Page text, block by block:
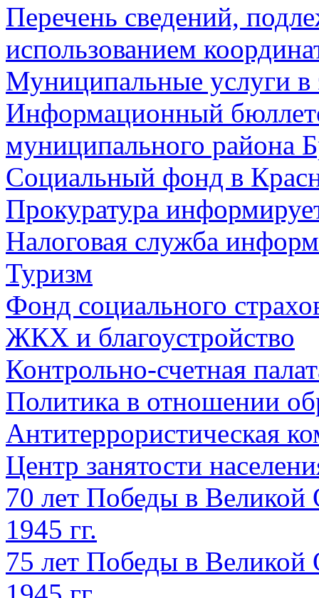
Перечень сведений,
использованием
Муниципальные услуги в
Информационный
муниципального района
Социальный фонд в
Прокуратура
Налоговая служба
Туризм
Фонд социального
ЖКХ и благоустройство
Контрольно-счетная
Политика в отношении
Антитеррористическая
Центр занятости
70 лет Победы в Великой
1945 гг.
75 лет Победы в Великой